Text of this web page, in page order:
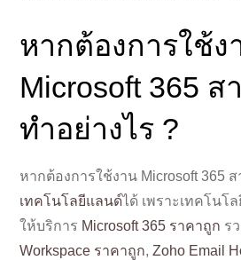
หากต้องการใช้ง
Microsoft 365 ส
ทำอย่างไร ?
หากต้องการใช้งาน Microsoft 365
เทคโนโลยีแลนด์ได้ เพราะเทคโนโ
ให้บริการ Microsoft 365 ราคาถูก ร
Workspace ราคาถูก,Zoho Email